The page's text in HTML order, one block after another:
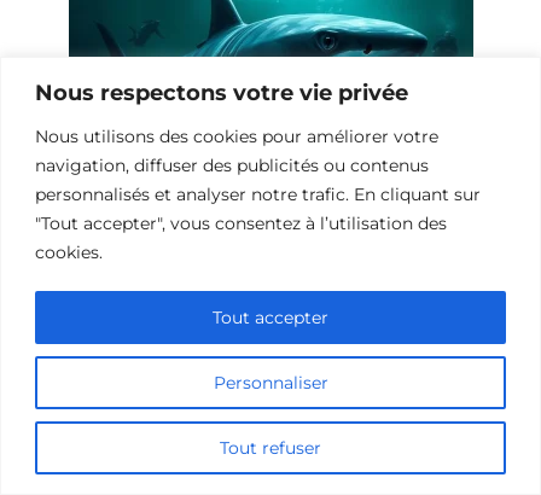
Nous respectons votre vie privée
Nous utilisons des cookies pour améliorer votre
navigation, diffuser des publicités ou contenus
personnalisés et analyser notre trafic. En cliquant sur
"Tout accepter", vous consentez à l’utilisation des
cookies.
Personnaliser
Tout refuser
Tout accepter
10 Œuvres Similaires à Shark Waters